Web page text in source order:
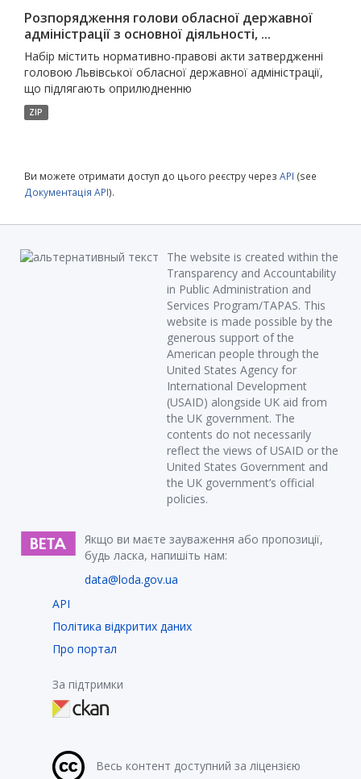
Розпорядження голови обласної державної
адміністрації з основної діяльності, ...
Набір містить нормативно-правові акти затвердженні
головою Львівської обласної державної адміністрації,
що підлягають оприлюдненню
ZIP
Ви можете отримати доступ до цього реєстру через API (see
Документація API).
The website is created within the
Transparency and Accountability
in Public Administration and
Services Program/TAPAS. This
website is made possible by the
generous support of the
American people through the
United States Agency for
International Development
(USAID) alongside UK aid from
the UK government. The
contents do not necessarily
reflect the views of USAID or the
United States Government and
the UK government’s official
policies.
Якщо ви маєте зауваження або пропозиції,
будь ласка, напишіть нам:
data@loda.gov.ua
API
Політика відкритих даних
Про портал
За підтримки
Весь контент доступний за ліцензією